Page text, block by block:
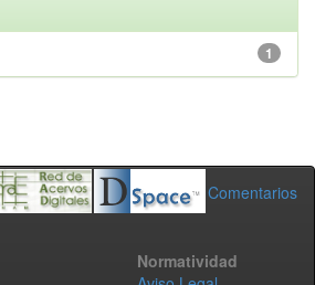
1
Comentarios
Normatividad